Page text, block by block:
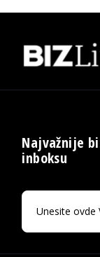
Najvažnije
inboksu